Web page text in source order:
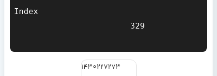
Index
                        329
1430227273